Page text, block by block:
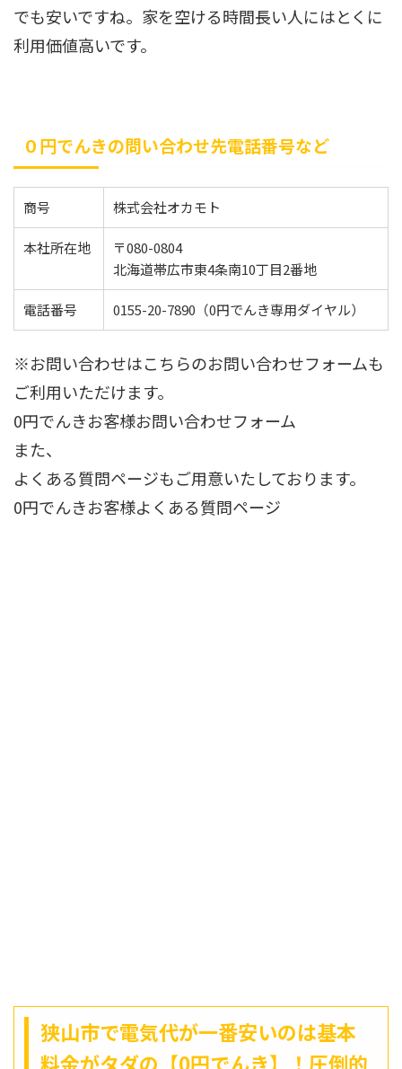
でも安いですね。家を空ける時間長い人にはとくに
利用価値高いです。
０円でんきの問い合わせ先電話番号など
商号 株式会社オカモト
本社所在地
〒080-0804
北海道帯広市東4条南10丁目2番地
電話番号 0155-20-7890 （0円でんき専用ダイヤル）
※お問い合わせはこちらのお問い合わせフォームも
ご利用いただけます。
0円でんきお客様お問い合わせフォーム
また、
よくある質問ページもご用意いたしております。
0円でんきお客様よくある質問ページ
狭山市で電気代が一番安いのは基本
料金がタダの【0円でんき】！圧倒的